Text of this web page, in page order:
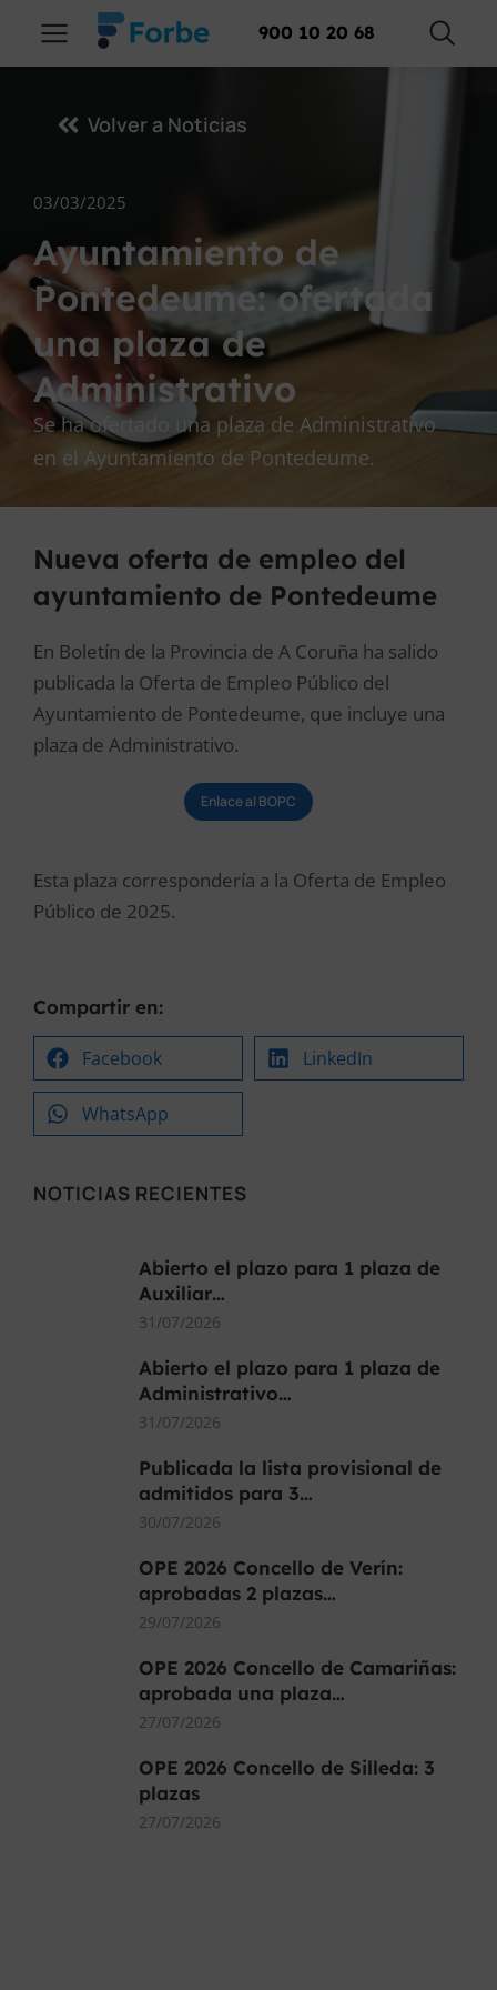
900 10 20 68
Volver a Noticias
03/03/2025
Ayuntamiento de
Pontedeume: ofertada
una plaza de
Administrativo
Se ha ofertado una plaza de Administrativo
en el Ayuntamiento de Pontedeume.
Nueva oferta de empleo del
ayuntamiento de Pontedeume
En Boletín de la Provincia de A Coruña ha salido
publicada la Oferta de Empleo Público del
Ayuntamiento de Pontedeume, que incluye una
plaza de Administrativo.
Enlace al BOPC
Esta plaza correspondería a la Oferta de Empleo
Público de 2025.
Compartir en:
Facebook LinkedIn
WhatsApp
NOTICIAS RECIENTES
Abierto el plazo para 1 plaza de
Auxiliar…
31/07/2026
Abierto el plazo para 1 plaza de
Administrativo…
31/07/2026
Publicada la lista provisional de
admitidos para 3…
30/07/2026
OPE 2026 Concello de Verín:
aprobadas 2 plazas…
29/07/2026
OPE 2026 Concello de Camariñas:
aprobada una plaza…
27/07/2026
OPE 2026 Concello de Silleda: 3
plazas
27/07/2026